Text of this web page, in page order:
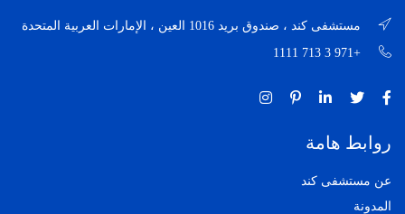
مستشفى كند ، صندوق بريد 1016 العين ، الإمارات العربية المتحدة
+971 3 713 1111
روابط هامة
عن مستشفى كند
المدونة